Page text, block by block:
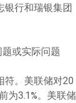
银行和瑞银集团
或实际问题
符。美联储对20
为3.1%。美联储